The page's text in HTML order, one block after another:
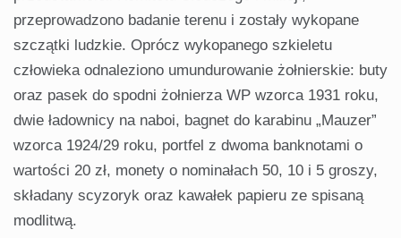
przeprowadzono badanie terenu i zostały wykopane
szczątki ludzkie. Oprócz wykopanego szkieletu
człowieka odnaleziono umundurowanie żołnierskie: buty
oraz pasek do spodni żołnierza WP wzorca 1931 roku,
dwie ładownicy na naboi, bagnet do karabinu „Mauzer”
wzorca 1924/29 roku, portfel z dwoma banknotami o
wartości 20 zł, monety o nominałach 50, 10 i 5 groszy,
składany scyzoryk oraz kawałek papieru ze spisaną
modlitwą.